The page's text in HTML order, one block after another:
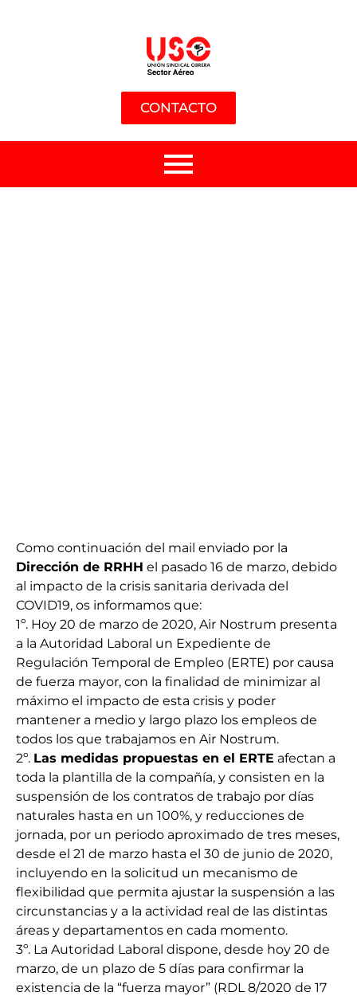
CONTACTO
Como continuación del mail enviado por la
Dirección de RRHH el pasado 16 de marzo, debido
al impacto de la crisis sanitaria derivada del
COVID19, os informamos que:
1º. Hoy 20 de marzo de 2020, Air Nostrum presenta
a la Autoridad Laboral un Expediente de
Regulación Temporal de Empleo (ERTE) por causa
de fuerza mayor, con la finalidad de minimizar al
máximo el impacto de esta crisis y poder
mantener a medio y largo plazo los empleos de
todos los que trabajamos en Air Nostrum.
2º. Las medidas propuestas en el ERTE afectan a
toda la plantilla de la compañía, y consisten en la
suspensión de los contratos de trabajo por días
naturales hasta en un 100%, y reducciones de
jornada, por un periodo aproximado de tres meses,
desde el 21 de marzo hasta el 30 de junio de 2020,
incluyendo en la solicitud un mecanismo de
flexibilidad que permita ajustar la suspensión a las
circunstancias y a la actividad real de las distintas
áreas y departamentos en cada momento.
3º. La Autoridad Laboral dispone, desde hoy 20 de
marzo, de un plazo de 5 días para confirmar la
existencia de la “fuerza mayor” (RDL 8/2020 de 17